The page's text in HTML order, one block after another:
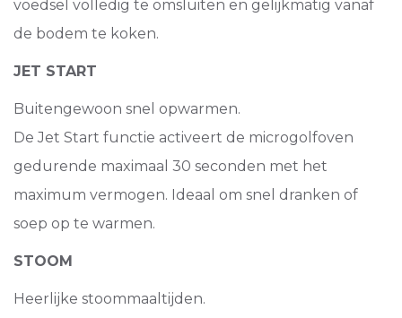
voedsel volledig te omsluiten en gelijkmatig vanaf
de bodem te koken.
JET START
Buitengewoon snel opwarmen.
De Jet Start functie activeert de microgolfoven
gedurende maximaal 30 seconden met het
maximum vermogen. Ideaal om snel dranken of
soep op te warmen.
STOOM
Heerlijke stoommaaltijden.